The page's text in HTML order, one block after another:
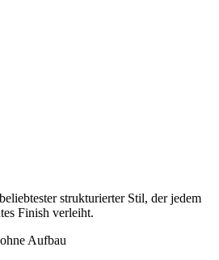
strukturierter Stil, der jedem
Finish verleiht.
Aufbau